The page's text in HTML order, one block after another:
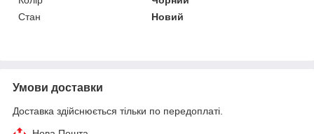
Стан
Новий
Умови доставки
Доставка здійснюється тільки по передоплаті.